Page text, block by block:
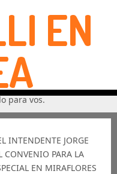
EN
para vos.
INTENDENTE JORGE
CONVENIO PARA LA
EN MIRAFLORES